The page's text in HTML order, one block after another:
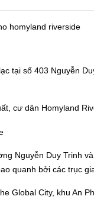
tại số 403 Nguyễn
cư dân Homyland
Nguyễn Duy Trinh
quanh bởi các trục
Global City, khu An